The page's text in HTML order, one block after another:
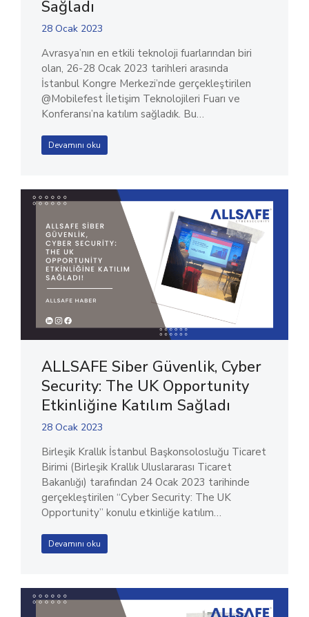
Sağladı
28 Ocak 2023
Avrasya’nın en etkili teknoloji fuarlarından biri
olan, 26-28 Ocak 2023 tarihleri arasında
İstanbul Kongre Merkezi’nde gerçekleştirilen
@Mobilefest İletişim Teknolojileri Fuarı ve
Konferansı’na katılım sağladık. Bu…
Devamını oku
ALLSAFE Siber Güvenlik, Cyber
Security: The UK Opportunity
Etkinliğine Katılım Sağladı
28 Ocak 2023
Birleşik Krallık İstanbul Başkonsolosluğu Ticaret
Birimi (Birleşik Krallık Uluslararası Ticaret
Bakanlığı) tarafından 24 Ocak 2023 tarihinde
gerçekleştirilen “Cyber Security: The UK
Opportunity” konulu etkinliğe katılım…
Devamını oku